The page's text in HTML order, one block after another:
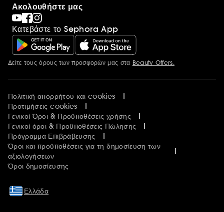
Ακολουθήστε μας
Κατεβάστε το Sephora App
Περισσότερες πληροφορίες
Δείτε τους όρους των προσφορών μας στα Beauty Offers.
Πολιτική απορρήτου και cookies
Προτιμήσεις cookies
Γενικοί Όροι & Προϋποθέσεις χρήσης
Γενικοί όροι & Προϋποθέσεις Πώλησης
Πρόγραμμα Επιβράβευσης
Όροι και προϋποθέσεις για τη δημοσίευση των
αξιολογήσεων
Όροι δημοσίευσης
Ελλάδα